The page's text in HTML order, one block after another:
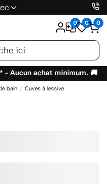
0 0 0
- Aucun achat minimum. 🚚
bain Cuves à lessive